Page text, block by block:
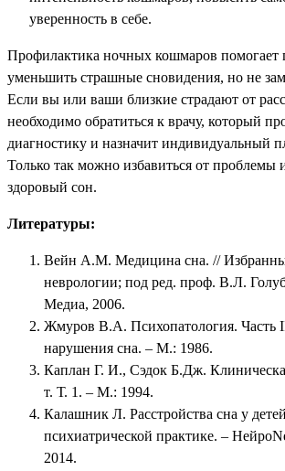
уверенность в себе.
Профилактика ночных кошмаров помогает
уменьшить страшные сновидения, но не
Если вы или ваши близкие страдают от
необходимо обратиться к врачу, который
диагностику и назначит индивидуальный
Только так можно избавиться от проблемы
здоровый сон.
Литературы:
Вейн A.M. Медицина сна. //
неврологии; под ред. проф. В.Л.
Медиа, 2006.
Жмуров В.А. Психопатология. Часть
нарушения сна. – М.: 1986.
Каплан Г. И., Сэдок Б.Дж.
т. Т. 1. – М.: 1994.
Калашник Л. Расстройства сна у
психиатрической практике. –
2014.